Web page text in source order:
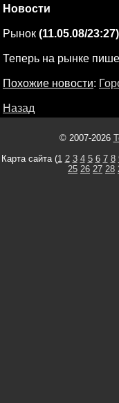
Новости
Рынок (11.05.08/23:27)
Теперь на рынке
Похожие новости:
Назад
© 2007-2026
Карта сайта (1 2 3 4 5 6 7 8
25 26 27 28